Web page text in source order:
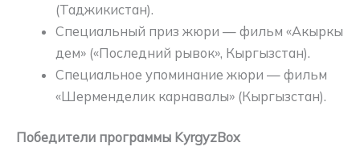
(Таджикистан).
Специальный приз жюри — фильм «Акыркы
дем» («Последний рывок», Кыргызстан).
Специальное упоминание жюри — фильм
«Шерменделик карнавалы» (Кыргызстан).
Победители программы KyrgyzBox